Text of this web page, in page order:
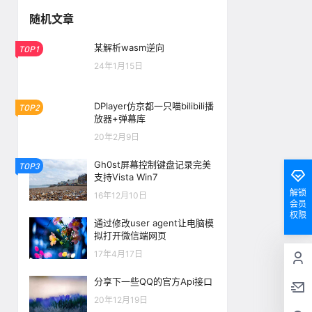
随机文章
TOP1 某解析wasm逆向
24年1月15日
TOP2
DPlayer仿京都一只喵bilibili播
放器+弹幕库
20年2月9日
TOP3
Gh0st屏幕控制键盘记录完美
支持Vista Win7
16年12月10日
通过修改user agent让电脑模
拟打开微信端网页
17年4月17日
分享下一些QQ的官方Api接口
20年12月19日
解锁
会员
权限